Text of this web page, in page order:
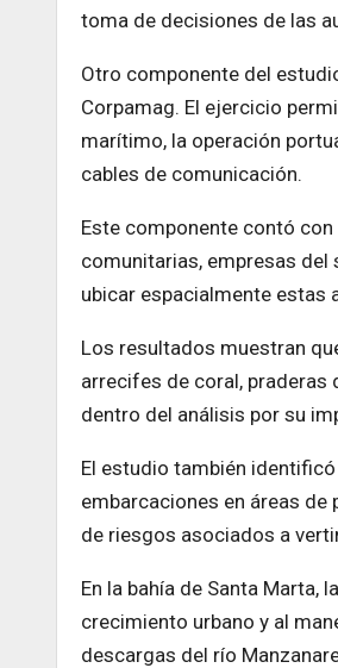
toma de decisiones de las
Otro componente del
Corpamag. El ejercicio
marítimo, la operación
cables de comunicación.
Este componente contó
comunitarias, empresas
ubicar espacialmente
Los resultados muestran
arrecifes de coral, praderas
dentro del análisis por su
El estudio también
embarcaciones en áreas
de riesgos asociados a
En la bahía de Santa
crecimiento urbano y al
descargas del río